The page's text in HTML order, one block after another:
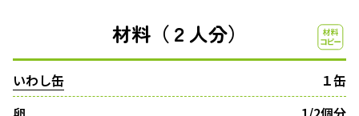
材料（２人分）
いわし缶
１缶